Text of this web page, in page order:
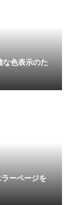
な色表示のた
ーページを